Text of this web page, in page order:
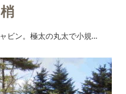
ビン。極太の丸太で小規…